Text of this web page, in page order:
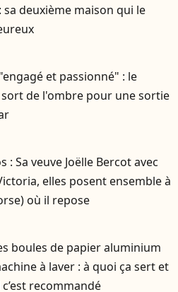
sa deuxième maison qui le
et passionné" : le
de l'ombre pour une sortie
: Sa veuve Joëlle Bercot avec
elles posent ensemble à
où il repose
boules de papier aluminium
à laver : à quoi ça sert et
recommandé